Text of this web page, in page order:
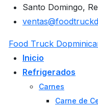
Santo Domingo,
Food Truck
Inicio
Refrigerados
Carnes
Carne de